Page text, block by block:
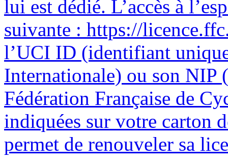
lui est dédié. L’accès à
suivante : https://
l’UCI ID (identifiant
Internationale) ou son NIP
Fédération Française de
indiquées sur votre carton
permet de renouveler sa